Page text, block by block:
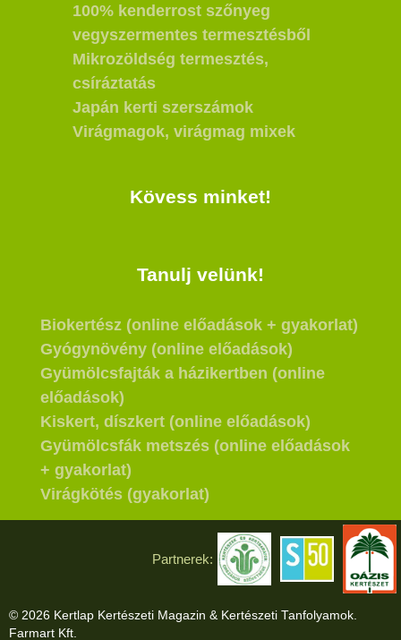
100% kenderrost szőnyeg
vegyszermentes termesztésből
Mikrozöldség termesztés,
csíráztatás
Japán kerti szerszámok
Virágmagok, virágmag mixek
Kövess minket!
Tanulj velünk!
Biokertész (online előadások + gyakorlat)
Gyógynövény (online előadások)
Gyümölcsfajták a házikertben (online
előadások)
Kiskert, díszkert (online előadások)
Gyümölcsfák metszés (online előadások
+ gyakorlat)
Virágkötés (gyakorlat)
Partnerek:
© 2026 Kertlap Kertészeti Magazin & Kertészeti Tanfolyamok.
Farmart Kft.